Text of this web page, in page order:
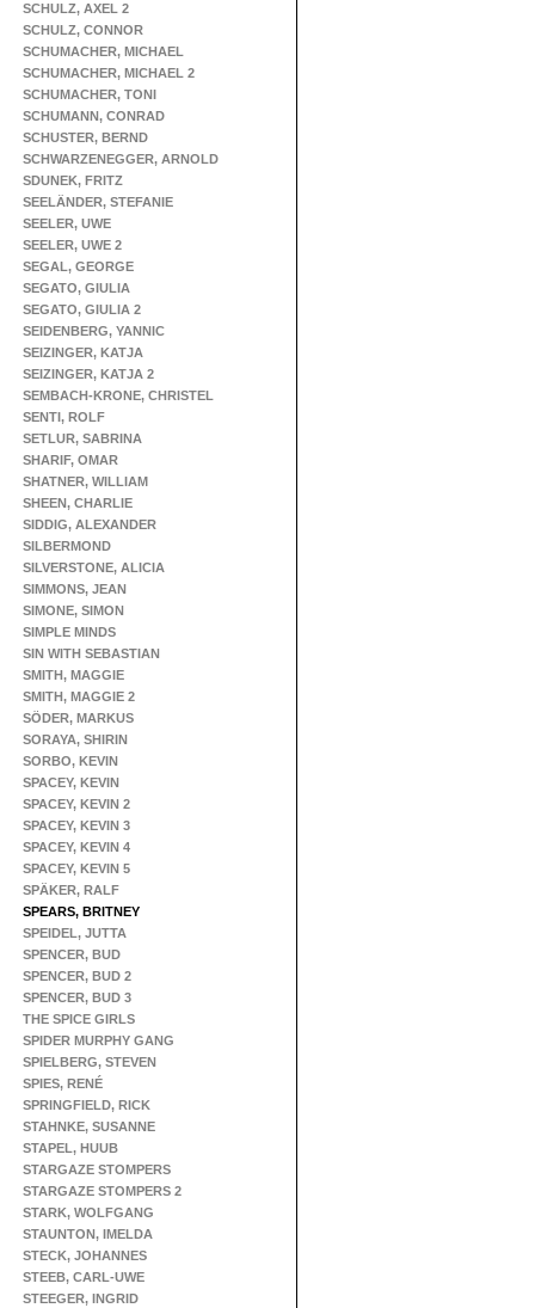
SCHULZ, AXEL 2
SCHULZ, CONNOR
SCHUMACHER, MICHAEL
SCHUMACHER, MICHAEL 2
SCHUMACHER, TONI
SCHUMANN, CONRAD
SCHUSTER, BERND
SCHWARZENEGGER, ARNOLD
SDUNEK, FRITZ
SEELÄNDER, STEFANIE
SEELER, UWE
SEELER, UWE 2
SEGAL, GEORGE
SEGATO, GIULIA
SEGATO, GIULIA 2
SEIDENBERG, YANNIC
SEIZINGER, KATJA
SEIZINGER, KATJA 2
SEMBACH-KRONE, CHRISTEL
SENTI, ROLF
SETLUR, SABRINA
SHARIF, OMAR
SHATNER, WILLIAM
SHEEN, CHARLIE
SIDDIG, ALEXANDER
SILBERMOND
SILVERSTONE, ALICIA
SIMMONS, JEAN
SIMONE, SIMON
SIMPLE MINDS
SIN WITH SEBASTIAN
SMITH, MAGGIE
SMITH, MAGGIE 2
SÖDER, MARKUS
SORAYA, SHIRIN
SORBO, KEVIN
SPACEY, KEVIN
SPACEY, KEVIN 2
SPACEY, KEVIN 3
SPACEY, KEVIN 4
SPACEY, KEVIN 5
SPÄKER, RALF
SPEARS, BRITNEY
SPEIDEL, JUTTA
SPENCER, BUD
SPENCER, BUD 2
SPENCER, BUD 3
THE SPICE GIRLS
SPIDER MURPHY GANG
SPIELBERG, STEVEN
SPIES, RENÉ
SPRINGFIELD, RICK
STAHNKE, SUSANNE
STAPEL, HUUB
STARGAZE STOMPERS
STARGAZE STOMPERS 2
STARK, WOLFGANG
STAUNTON, IMELDA
STECK, JOHANNES
STEEB, CARL-UWE
STEEGER, INGRID